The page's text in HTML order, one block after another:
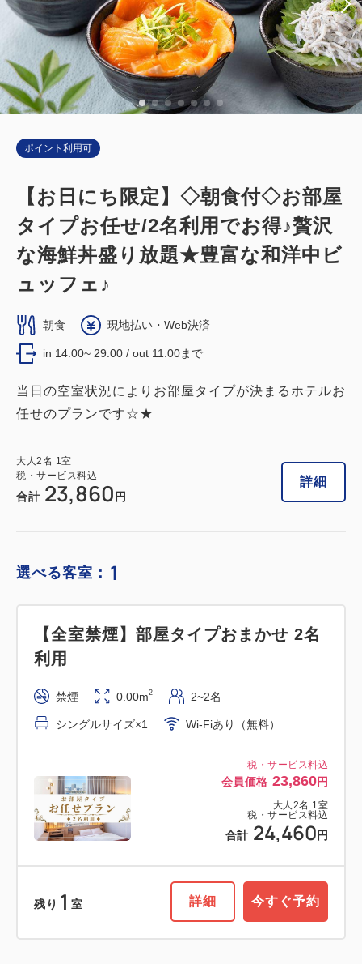
ポイント利用可
【お日にち限定】◇朝食付◇お部屋
タイプお任せ/2名利用でお得♪贅沢
な海鮮丼盛り放題★豊富な和洋中ビ
ュッフェ♪
朝食 現地払い・Web決済
in 14:00~ 29:00 / out 11:00まで
当日の空室状況によりお部屋タイプが決まるホテルお
任せのプランです☆★
大人2名 1室
税・サービス料込
合計 23,860 円
詳細
選べる客室： 1
税・サービス料込
会員価格 23,860円
大人 2名 1室
税・サービス料込
合計 24,460 円
【全室禁煙】部屋タイプおまかせ 2名
利用
禁煙 0.00m2 2~2名
シングルサイズ×1 Wi-Fiあり（無料）
残り 1 室 詳細 今すぐ予約